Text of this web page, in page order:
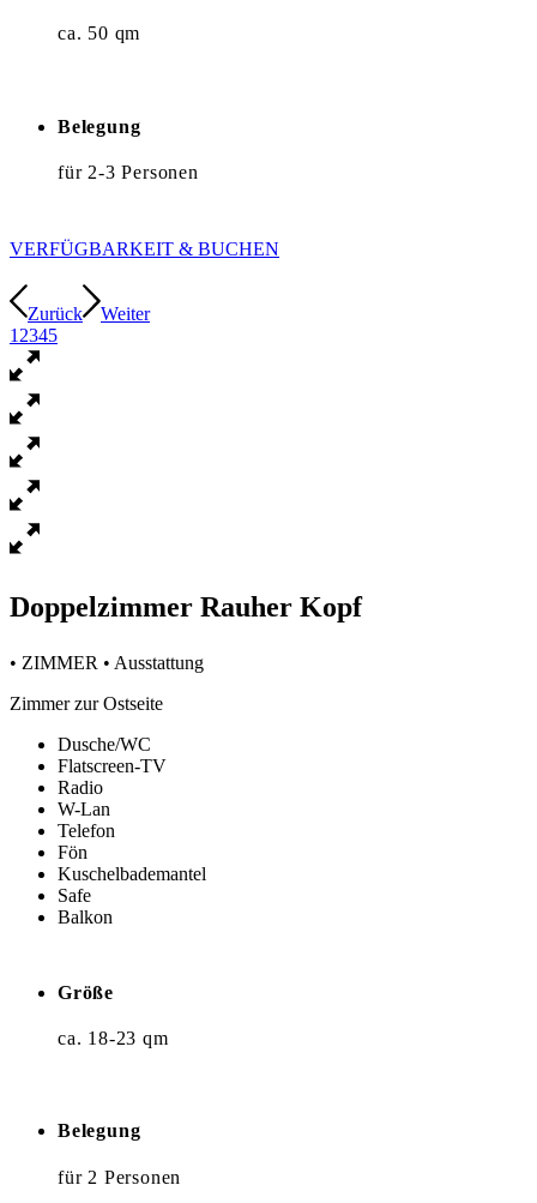
ca. 50 qm
Belegung
für 2-3 Personen
VERFÜGBARKEIT & BUCHEN
Zurück
Weiter
1 2345
Doppelzimmer Rauher Kopf
• ZIMMER • Ausstattung
Zimmer zur Ostseite
Dusche/WC
Flatscreen-TV
Radio
W-Lan
Telefon
Fön
Kuschelbademantel
Safe
Balkon
Größe
ca. 18-23 qm
Belegung
für 2 Personen